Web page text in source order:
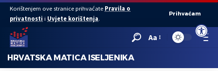
Open
Korištenjem ove stranice prihvaćate Pravila o
privatnosti i Uvjete korištenja.
Prihvaćam
Aa
HRVATSKA MATICA ISELJENIKA